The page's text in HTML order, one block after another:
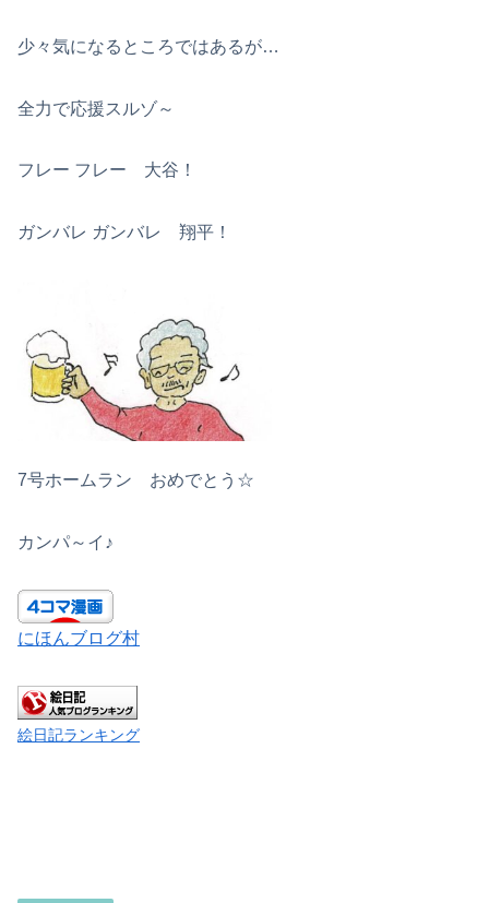
少々気になるところではあるが…
全力で応援スルゾ～
フレー フレー 大谷！
ガンバレ ガンバレ 翔平！
7号ホームラン おめでとう☆
カンパ～イ♪
にほんブログ村
絵日記ランキング